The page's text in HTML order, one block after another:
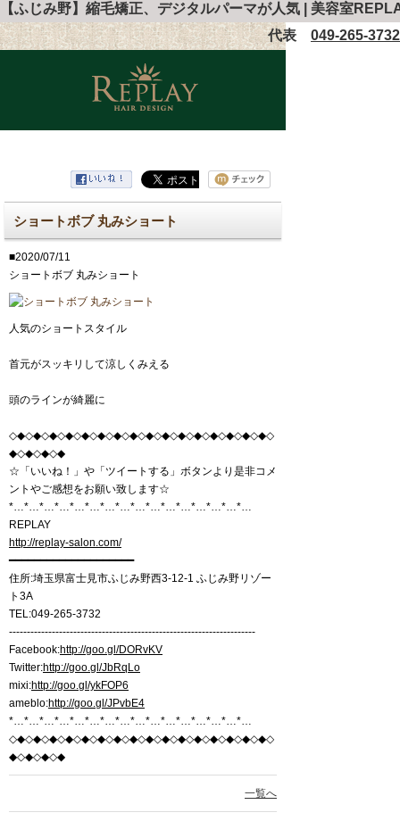
【ふじみ野】縮毛矯正、デジタルパーマが人気 | 美容室
代表 049-265-3732
ショートボブ 丸みショート
■2020/07/11
ショートボブ 丸みショート
人気のショートスタイル
首元がスッキリして涼しくみえる
頭のラインが綺麗に
◇◆◇◆◇◆◇◆◇◆◇◆◇◆◇◆◇◆◇◆◇◆◇◆◇◆◇◆◇◆◇◆◇
◆◇◆◇◆◇◆
☆「いいね！」や「ツイートする」ボタンより是非コメ
ントやご感想をお願い致します☆
*…*…*…*…*…*…*…*…*…*…*…*…*…*…*…*…
REPLAY
http://replay-salon.com/
━━━━━━━━━━━━━━━━━━━━
住所:埼玉県富士見市ふじみ野西3-12-1 ふじみ野リゾー
ト3A
TEL:049-265-3732
---------------------------------------------------------------------
Facebook:http://goo.gl/DORvKV
Twitter:http://goo.gl/JbRqLo
mixi:http://goo.gl/ykFOP6
ameblo:http://goo.gl/JPvbE4
*…*…*…*…*…*…*…*…*…*…*…*…*…*…*…*…
◇◆◇◆◇◆◇◆◇◆◇◆◇◆◇◆◇◆◇◆◇◆◇◆◇◆◇◆◇◆◇◆◇
◆◇◆◇◆◇◆
一覧へ